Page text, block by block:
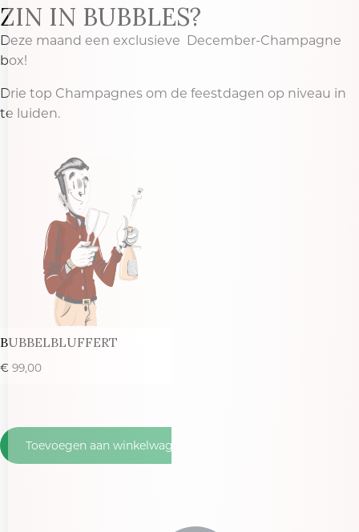
ZIN IN BUBBLES?
Deze maand een exclusieve December-Champagne
box!
Drie top Champagnes om de feestdagen op niveau in
te luiden.
BUBBELBLUFFERT
€ 99,00
Toevoegen aan winkelwagen